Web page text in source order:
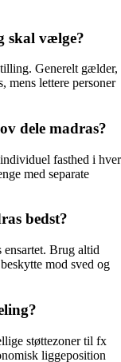
skal vælge?
Generelt gælder,
mens lettere personer
dele madras?
fasthed i hver
med separate
bedst?
ensartet. Brug altid
mod sved og
støttezoner til fx
liggeposition